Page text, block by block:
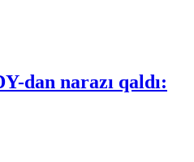
dan narazı qaldı: